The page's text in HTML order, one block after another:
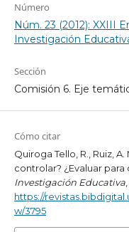
Número
Núm. 23 (2012): XXIII
Investigación
Sección
Comisión 6. Eje
Cómo citar
Quiroga Tello, R., Ruiz, A.
controlar? ¿Evaluar para
Investigación Educativa,
https://
w/3795